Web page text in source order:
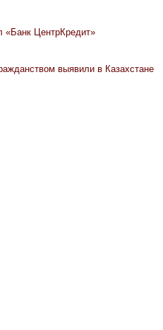
«Банк ЦентрКредит»
выявили в Казахстане